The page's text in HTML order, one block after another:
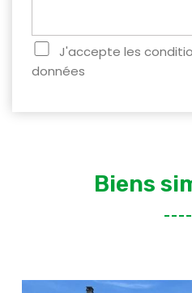
J'accepte les
données
Biens